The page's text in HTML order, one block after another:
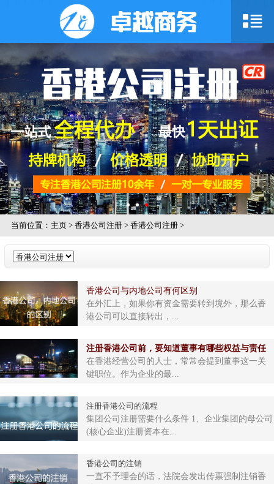
当前位置： 主页> 香港公司注册> 香港公司注册>
香港公司与内地公司有何区别
在外汇上，如果你有资金需要转到境外，那么香
港公司可以直接转出，...
注册香港公司前，要知道董事有哪些权益与责任
在香港经营公司的人士，常常会提到董事这一关
键职位。作为企业的最...
注册香港公司的流程
集团公司注册需要什么条件 1、企业集团的母公司
(核心企业)注册资本在...
香港公司的注销
一直不予理会的话，法院会发出传票强制注销香